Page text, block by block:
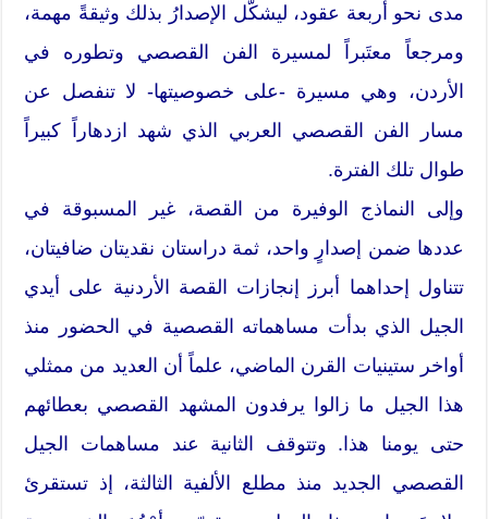
مدى نحو أربعة عقود، ليشكّل الإصدارُ بذلك وثيقةً مهمة،
ومرجعاً معتَبراً لمسيرة الفن القصصي وتطوره في
الأردن، وهي مسيرة -على خصوصيتها- لا تنفصل عن
مسار الفن القصصي العربي الذي شهد ازدهاراً كبيراً
طوال تلك الفترة.
وإلى النماذج الوفيرة من القصة، غير المسبوقة في
عددها ضمن إصدارٍ واحد، ثمة دراستان نقديتان ضافيتان،
تتناول إحداهما أبرز إنجازات القصة الأردنية على أيدي
الجيل الذي بدأت مساهماته القصصية في الحضور منذ
أواخر ستينيات القرن الماضي، علماً أن العديد من ممثلي
هذا الجيل ما زالوا يرفدون المشهد القصصي بعطائهم
حتى يومنا هذا. وتتوقف الثانية عند مساهمات الجيل
القصصي الجديد منذ مطلع الألفية الثالثة، إذ تستقرئ